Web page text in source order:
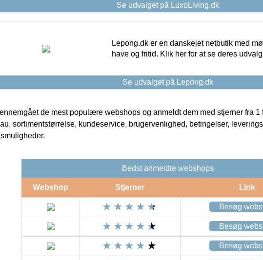
Se udvalget på LuxoLiving.dk
Lepong.dk er en danskejet netbutik med
have og fritid. Klik her for at se deres
Se udvalget på Lepong.dk
de mest populære webshops og anmeldt dem med stjerner fra 1
sortimentstørrelse, kundeservice, brugervenlighed, betingelser,
Bedst anmeldte webshops
Webshop Stjerner Link
Besøg
Besøg
Besøg